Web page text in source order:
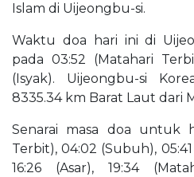
Islam di Uijeongbu-si.
Waktu doa hari ini di
pada 03:52 (Matahari
(Isyak). Uijeongbu-si
8335.34 km Barat Laut dari
Senarai masa doa untuk
Terbit), 04:02 (Subuh),
16:26 (Asar), 19:34